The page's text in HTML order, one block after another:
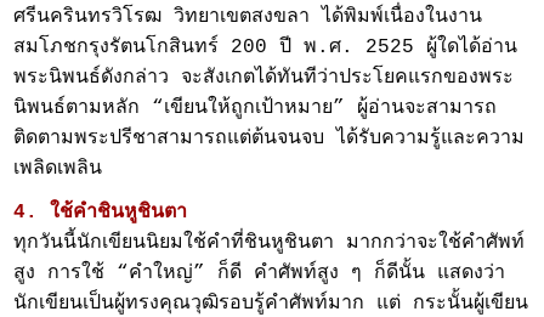
ศรีนครินทรวิโรฒ วิทยาเขตสงขลา ได้พิมพ์เนื่องในงาน
สมโภชกรุงรัตนโกสินทร์ 200 ปี พ.ศ. 2525 ผู้ใดได้อ่าน
พระนิพนธ์ดังกล่าว จะสังเกตได้ทันทีว่าประโยคแรกของพระ
นิพนธ์ตามหลัก “เขียนให้ถูกเป้าหมาย” ผู้อ่านจะสามารถ
ติดตามพระปรีชาสามารถแต่ต้นจนจบ ได้รับความรู้และความ
เพลิดเพลิน
4. ใช้คำชินหูชินตา
ทุกวันนี้นักเขียนนิยมใช้คำที่ชินหูชินตา มากกว่าจะใช้คำศัพท์
สูง การใช้ “คำใหญ่” ก็ดี คำศัพท์สูง ๆ ก็ดีนั้น แสดงว่า
นักเขียนเป็นผู้ทรงคุณวุฒิรอบรู้คำศัพท์มาก แต่ กระนั้นผู้เขียน